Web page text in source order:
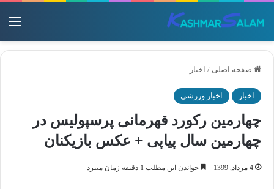
صفحه اصلی / اخبار
اخبار اخبار ورزشی
چهارمین رکورد قهرمانی پرسپولیس در
چهارمین سال پیاپی + عکس بازیکنان
4 مرداد, 1399 خواندن این مطلب 1 دقیقه زمان میبرد